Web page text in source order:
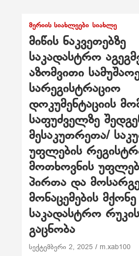
ᲛᲔᲠᲘᲘᲡ ᲡᲘᲐᲮᲚᲔᲔᲑᲘ ᲡᲘᲐᲮᲚᲔ
მიწის ნაკვეთებზე
საკადასტრო
აზომვითი
სარეგისტრაციო
დოკუმენტაციის
საფუძველზე
მესაკუთრეთა/
უფლების
მოთხოვნის
პირთა და
მონაცემების მქონე
საკადასტრო
გაცნობა
სექტემბერი 2, 2025 m.xab100